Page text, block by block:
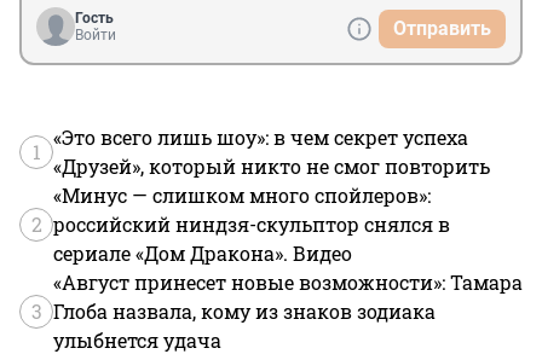
Гость
Войти
Отправить
1
«Это всего лишь шоу»: в чем секрет успеха
«Друзей», который никто не смог повторить
2
«Минус — слишком много спойлеров»:
российский ниндзя-скульптор снялся в
сериале «Дом Дракона». Видео
3
«Август принесет новые возможности»: Тамара
Глоба назвала, кому из знаков зодиака
улыбнется удача